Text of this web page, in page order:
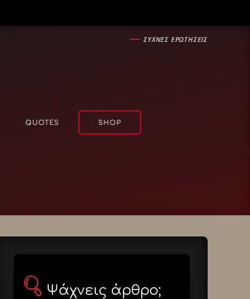
―ΣΥΧΝΕΣ ΕΡΩΤΗΣΕΙΣ
QUOTES SHOP
Ψάχνεις άρθρο;